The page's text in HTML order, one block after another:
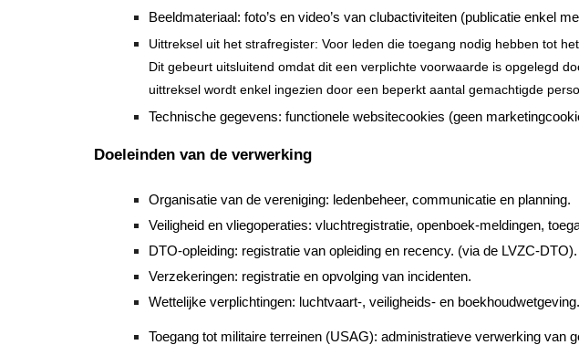
Beeldmateriaal: foto’s en video’s van clubactiviteiten (publicatie enkel
Uittreksel uit het strafregister: Voor leden die toegang nodig hebben tot
Dit gebeurt uitsluitend omdat dit een verplichte voorwaarde is opgelegd
uittreksel wordt enkel ingezien door een beperkt aantal gemachtigde
Technische gegevens: functionele websitecookies (geen
Doeleinden van de verwerking
Organisatie van de vereniging: ledenbeheer, communicatie en planning.
Veiligheid en vliegoperaties: vluchtregistratie, openboek-meldingen,
DTO-opleiding: registratie van opleiding en recency. (via de LVZC-DTO).
Verzekeringen: registratie en opvolging van incidenten.
Wettelijke verplichtingen: luchtvaart-, veiligheids- en boekhoudwetgeving.
Toegang tot militaire terreinen (USAG): administratieve verwerking van